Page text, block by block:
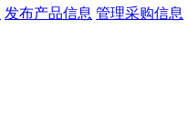
发布产品信息 管理采购信息